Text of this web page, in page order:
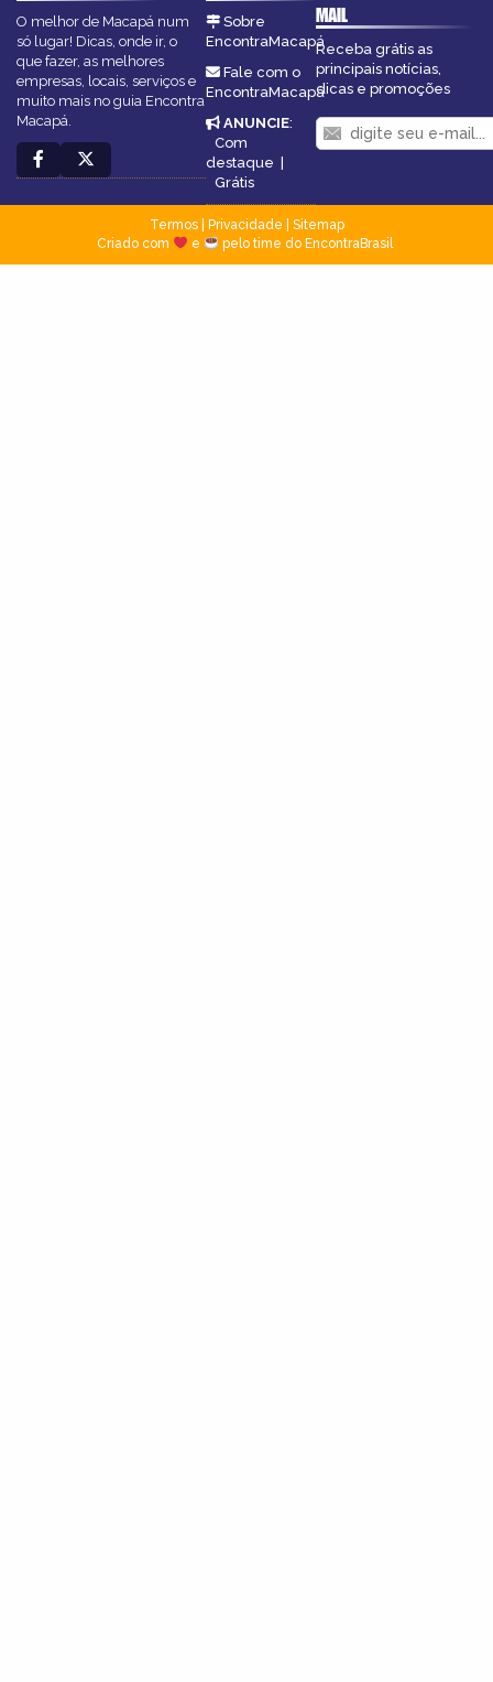
O melhor de Macapá num
só lugar! Dicas, onde ir, o
que fazer, as melhores
empresas, locais, serviços e
muito mais no guia Encontra
Macapá.
Sobre
EncontraMacapá
Fale com o
EncontraMacapá
ANUNCIE:
Com
destaque |
Grátis
MAIL
Receba grátis as
principais notícias,
dicas e promoções
Termos| Privacidade
Sitemap
Criado com
e pelo time do EncontraBrasil